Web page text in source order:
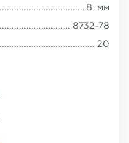
8 мм
8732-78
20